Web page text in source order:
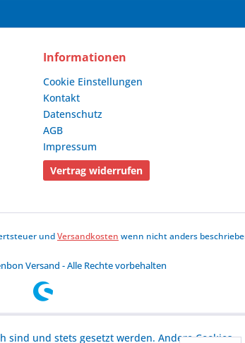
Informationen
Cookie Einstellungen
Kontakt
Datenschutz
AGB
Impressum
Vertrag widerrufen
undVersandkosten wenn nicht anders
Versand - Alle Rechte vorbehalten
sind und stets gesetzt werden. Andere Cookies,